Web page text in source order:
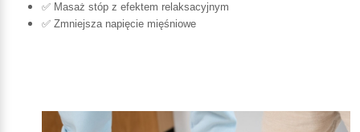
✅ Masaż stóp z efektem relaksacyjnym
✅ Zmniejsza napięcie mięśniowe